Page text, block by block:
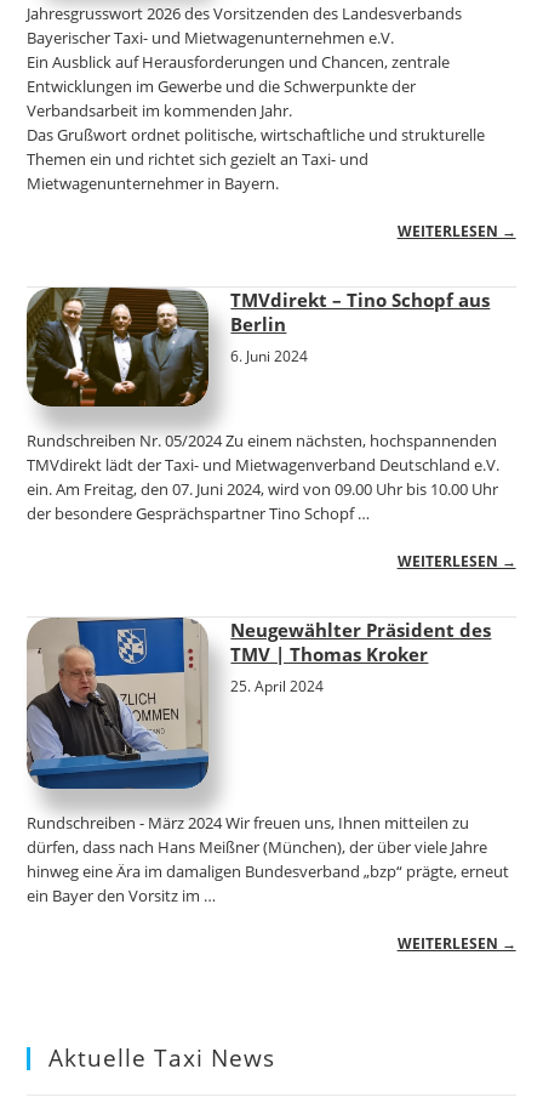
Jahresgrusswort 2026 des Vorsitzenden des Landesverbands
Bayerischer Taxi- und Mietwagenunternehmen e.V.
Ein Ausblick auf Herausforderungen und Chancen, zentrale
Entwicklungen im Gewerbe und die Schwerpunkte der
Verbandsarbeit im kommenden Jahr.
Das Grußwort ordnet politische, wirtschaftliche und strukturelle
Themen ein und richtet sich gezielt an Taxi- und
Mietwagenunternehmer in Bayern.
WEITERLESEN →
TMVdirekt – Tino Schopf aus
Berlin
6. Juni 2024
Rundschreiben Nr. 05/2024 Zu einem nächsten, hochspannenden
TMVdirekt lädt der Taxi- und Mietwagenverband Deutschland e.V.
ein. Am Freitag, den 07. Juni 2024, wird von 09.00 Uhr bis 10.00 Uhr
der besondere Gesprächspartner Tino Schopf …
WEITERLESEN →
Neugewählter Präsident des
TMV | Thomas Kroker
25. April 2024
Rundschreiben - März 2024 Wir freuen uns, Ihnen mitteilen zu
dürfen, dass nach Hans Meißner (München), der über viele Jahre
hinweg eine Ära im damaligen Bundesverband „bzp“ prägte, erneut
ein Bayer den Vorsitz im …
WEITERLESEN →
Aktuelle Taxi News